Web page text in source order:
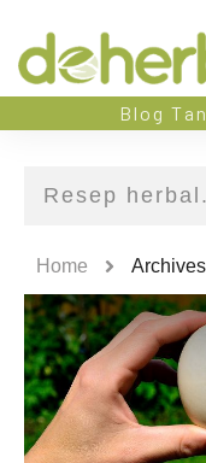
Blog
Home